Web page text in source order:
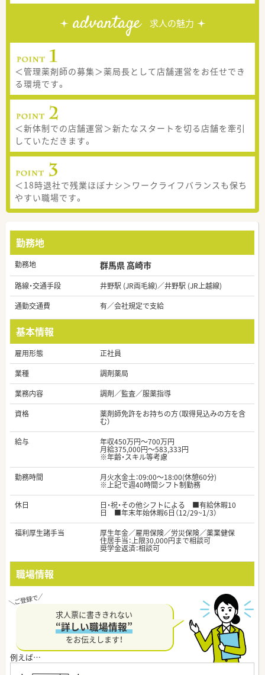
advantage 求人の魅力
＜管理薬剤師の募集＞薬局長として店舗運営をお任せでき
る環境です。
＜新体制での店舗運営＞新たなスタートを切る店舗を牽引
していただきます。
＜18時退社で残業ほぼナシ＞ワークライフバランスも保ち
やすい職場です。
勤務地
勤務地 群馬県 高崎市
路線・交通手段
井野駅 (JR両毛線)／井野駅 (JR上越線)
通勤交通費
有／会社規定で支給
基本情報
雇用形態
正社員
業種
調剤薬局
業務内容
調剤／監査／服薬指導
資格
薬剤師免許をお持ちの方（取得見込みの方を含
む）
給与
年収450万円～700万円
月給375,000円～583,333円
※年齢・スキル等考慮
勤務時間
月火水金土：09:00～18:00(休憩60分)
※上記で週40時間シフト制勤務
休日
日・祝・その他シフトによる ■有給休暇10
日 ■年末年始休暇6日（12/29~1/3）
福利厚生諸手当
厚生年金／雇用保険／労災保険／薬業健保
住居手当：上限30,000円まで相談可
奨学金返済：相談可
職場情報
求人票に書ききれない
“詳しい職場情報”
をお伝えします！